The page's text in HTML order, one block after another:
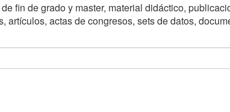
fin de grado y master, material didáctico,
artículos, actas de congresos, sets de datos,